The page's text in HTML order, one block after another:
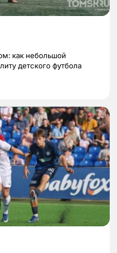
как небольшой
детского футбола